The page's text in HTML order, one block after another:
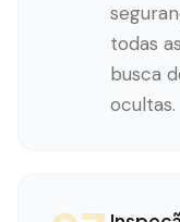
todas
busca
ocultas.